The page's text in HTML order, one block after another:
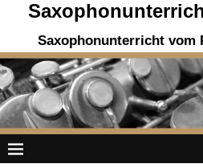
Saxophonunterricht vom